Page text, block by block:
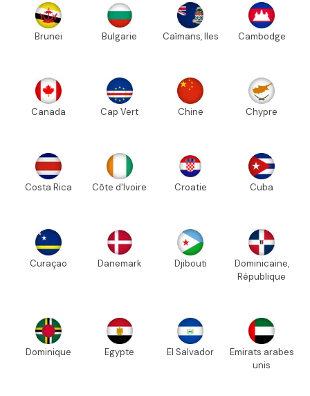
Brunei Bulgarie Caïmans, Iles Cambodge
Canada Cap Vert Chine Chypre
Costa Rica Côte d'Ivoire Croatie Cuba
Curaçao Danemark Djibouti
Dominicaine,
République
Dominique Egypte El Salvador
Emirats arabes
unis